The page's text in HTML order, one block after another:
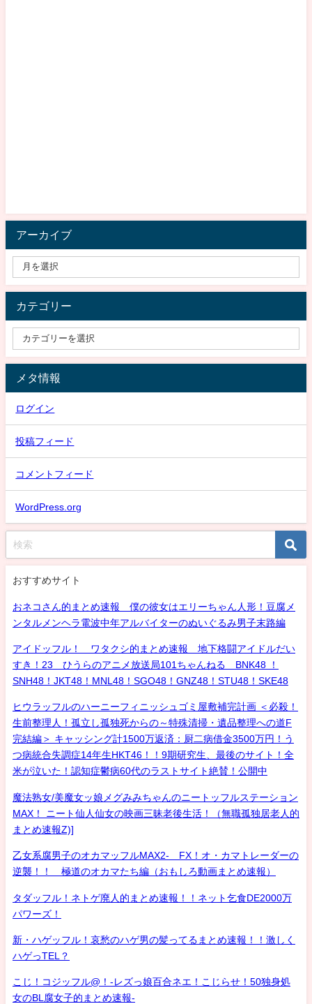
アーカイブ
カテゴリー
メタ情報
ログイン
投稿フィード
コメントフィード
WordPress.org
おすすめサイト
おネコさん的まとめ速報 僕の彼女はエリーちゃん人形！豆腐メ
ンタルメンヘラ電波中年アルバイターのぬいぐるみ男子末路編
アイドッフル！ ワタクシ的まとめ速報 地下格闘アイドルだい
すき！23 ひうらのアニメ放送局101ちゃんねる BNK48 ！
SNH48！JKT48！MNL48！SGO48！GNZ48！STU48！SKE48
ヒウラッフルのハーニーフィニッシュゴミ屋敷補完計画 ＜必殺！
生前整理人！孤立し孤独死からの～特殊清掃・遺品整理への道F
完結編＞ キャッシング計1500万返済：厨二病借金3500万円！う
つ病統合失調症14年生HKT46！！9期研究生、最後のサイト！全
米が泣いた！認知症鬱病60代のラストサイト絶賛！公開中
魔法熟女/美魔女ッ娘メグみみちゃんのニートッフルステーション
MAX！ ニート仙人仙女の映画三昧老後生活！（無職孤独居老人的
まとめ速報Z)]
乙女系腐男子のオカマッフルMAX2- FX！オ・カマトレーダーの
逆襲！！ 極道のオカマたち編（おもしろ動画まとめ速報）
タダッフル！ネトゲ廃人的まとめ速報！！ネット乞食DE2000万
パワーズ！
新・ハゲッフル！哀愁のハゲ男の髪ってるまとめ速報！！激しく
ハゲっTEL？
こじ！コジッフル@！-レズっ娘百合ネエ！こじらせ！50独身処
女のBL腐女子的まとめ速報-